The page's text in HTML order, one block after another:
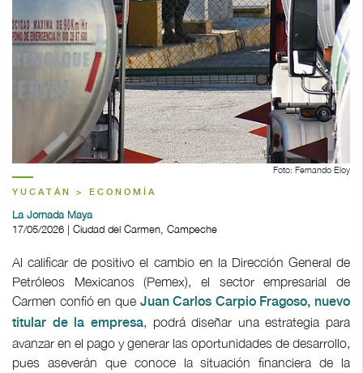
Foto: Fernando Eloy
YUCATÁN > ECONOMÍA
La Jornada Maya
17/05/2026 | Ciudad del Carmen, Campeche
Al calificar de positivo el cambio en la Dirección General de
Petróleos Mexicanos (Pemex), el sector empresarial de
Carmen confió en que Juan Carlos Carpio Fragoso, nuevo
titular de la empresa, podrá diseñar una estrategia para
avanzar en el pago y generar las oportunidades de desarrollo,
pues aseverán que conoce la situación financiera de la